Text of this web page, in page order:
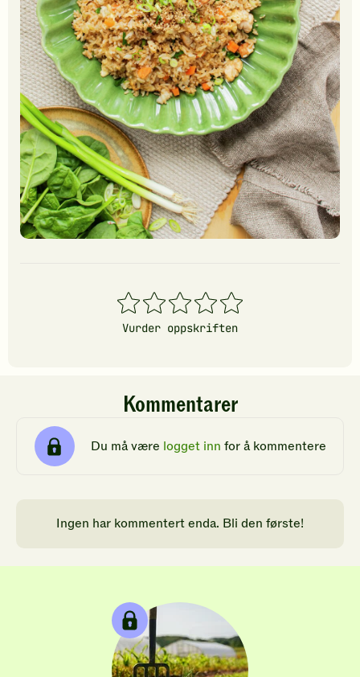
1
stjerner
2
stjerner
3
stjerner
4
stjerner
5
stjerner
Vurder oppskriften
Kommentarer
Du må være logget inn for å kommentere
Ingen har kommentert enda. Bli den første!